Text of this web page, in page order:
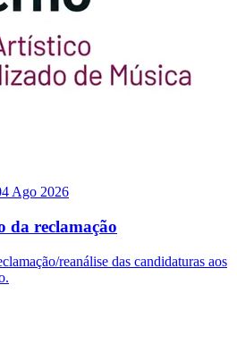
Ago 2026
da reclamação
reanálise das candidaturas aos